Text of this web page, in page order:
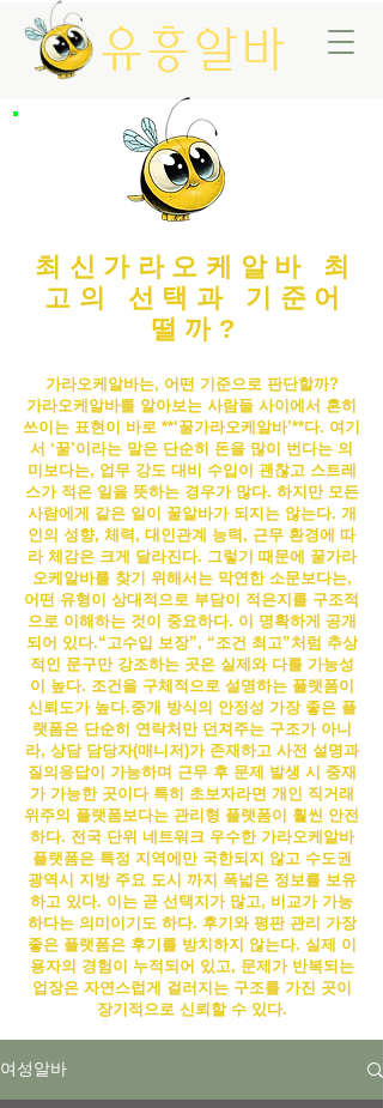
유흥알바
최신가라오케알바 최
고의 선택과 기준어
떨까?
가라오케알바는, 어떤 기준으로 판단할까?
가라오케알바를 알아보는 사람들 사이에서 흔히
쓰이는 표현이 바로 **‘꿀가라오케알바’**다. 여기
서 ‘꿀’이라는 말은 단순히 돈을 많이 번다는 의
미보다는, 업무 강도 대비 수입이 괜찮고 스트레
스가 적은 일을 뜻하는 경우가 많다. 하지만 모든
사람에게 같은 일이 꿀알바가 되지는 않는다. 개
인의 성향, 체력, 대인관계 능력, 근무 환경에 따
라 체감은 크게 달라진다. 그렇기 때문에 꿀가라
오케알바를 찾기 위해서는 막연한 소문보다는,
어떤 유형이 상대적으로 부담이 적은지를 구조적
으로 이해하는 것이 중요하다. 이 명확하게 공개
되어 있다.“고수입 보장”, “조건 최고”처럼 추상
적인 문구만 강조하는 곳은 실제와 다를 가능성
이 높다. 조건을 구체적으로 설명하는 플랫폼이
신뢰도가 높다.중개 방식의 안정성 가장 좋은 플
랫폼은 단순히 연락처만 던져주는 구조가 아니
라, 상담 담당자(매니저)가 존재하고 사전 설명과
질의응답이 가능하며 근무 후 문제 발생 시 중재
가 가능한 곳이다 특히 초보자라면 개인 직거래
위주의 플랫폼보다는 관리형 플랫폼이 훨씬 안전
하다. 전국 단위 네트워크 우수한 가라오케알바
플랫폼은 특정 지역에만 국한되지 않고 수도권
광역시 지방 주요 도시 까지 폭넓은 정보를 보유
하고 있다. 이는 곧 선택지가 많고, 비교가 가능
하다는 의미이기도 하다. 후기와 평판 관리 가장
좋은 플랫폼은 후기를 방치하지 않는다. 실제 이
용자의 경험이 누적되어 있고, 문제가 반복되는
업장은 자연스럽게 걸러지는 구조를 가진 곳이
장기적으로 신뢰할 수 있다.
여성알바